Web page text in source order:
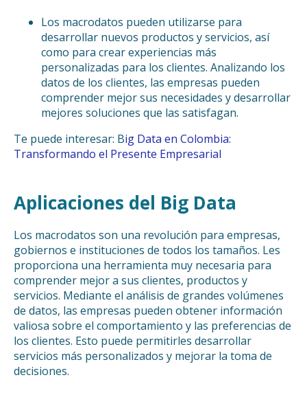
Los macrodatos pueden utilizarse para
desarrollar nuevos productos y servicios, así
como para crear experiencias más
personalizadas para los clientes. Analizando los
datos de los clientes, las empresas pueden
comprender mejor sus necesidades y desarrollar
mejores soluciones que las satisfagan.
Te puede interesar: Big Data en Colombia:
Transformando el Presente Empresarial
Aplicaciones del Big Data
Los macrodatos son una revolución para empresas,
gobiernos e instituciones de todos los tamaños. Les
proporciona una herramienta muy necesaria para
comprender mejor a sus clientes, productos y
servicios. Mediante el análisis de grandes volúmenes
de datos, las empresas pueden obtener información
valiosa sobre el comportamiento y las preferencias de
los clientes. Esto puede permitirles desarrollar
servicios más personalizados y mejorar la toma de
decisiones.